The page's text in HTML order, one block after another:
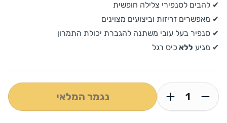
✔ להבים לסנפירי צלילה חופשית
✔ מאפשרים זריזות וביצועים מצוינים
✔ סנפיר בעל עובי משתנה להגברת יכולת התמרון
✔ מגיע ללא כיס רגל
נגמר המלאי